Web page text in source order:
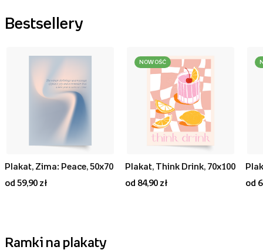
Bestsellery
Plakat, Zima: Peace, 50x70
od 59,90 zł
NOWOŚĆ
Plakat, Think Drink, 70x100
od 84,90 zł
od
Ramki na plakaty